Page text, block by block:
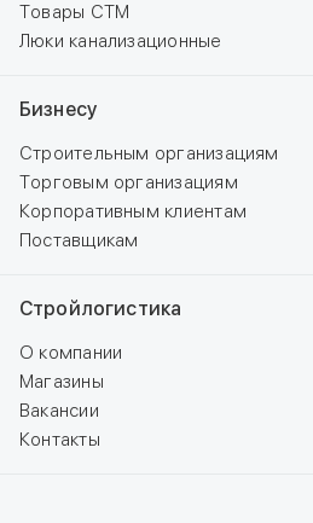
Товары СТМ
Люки канализационные
Бизнесу
Строительным организациям
Торговым организациям
Корпоративным клиентам
Поставщикам
Стройлогистика
О компании
Магазины
Вакансии
Контакты